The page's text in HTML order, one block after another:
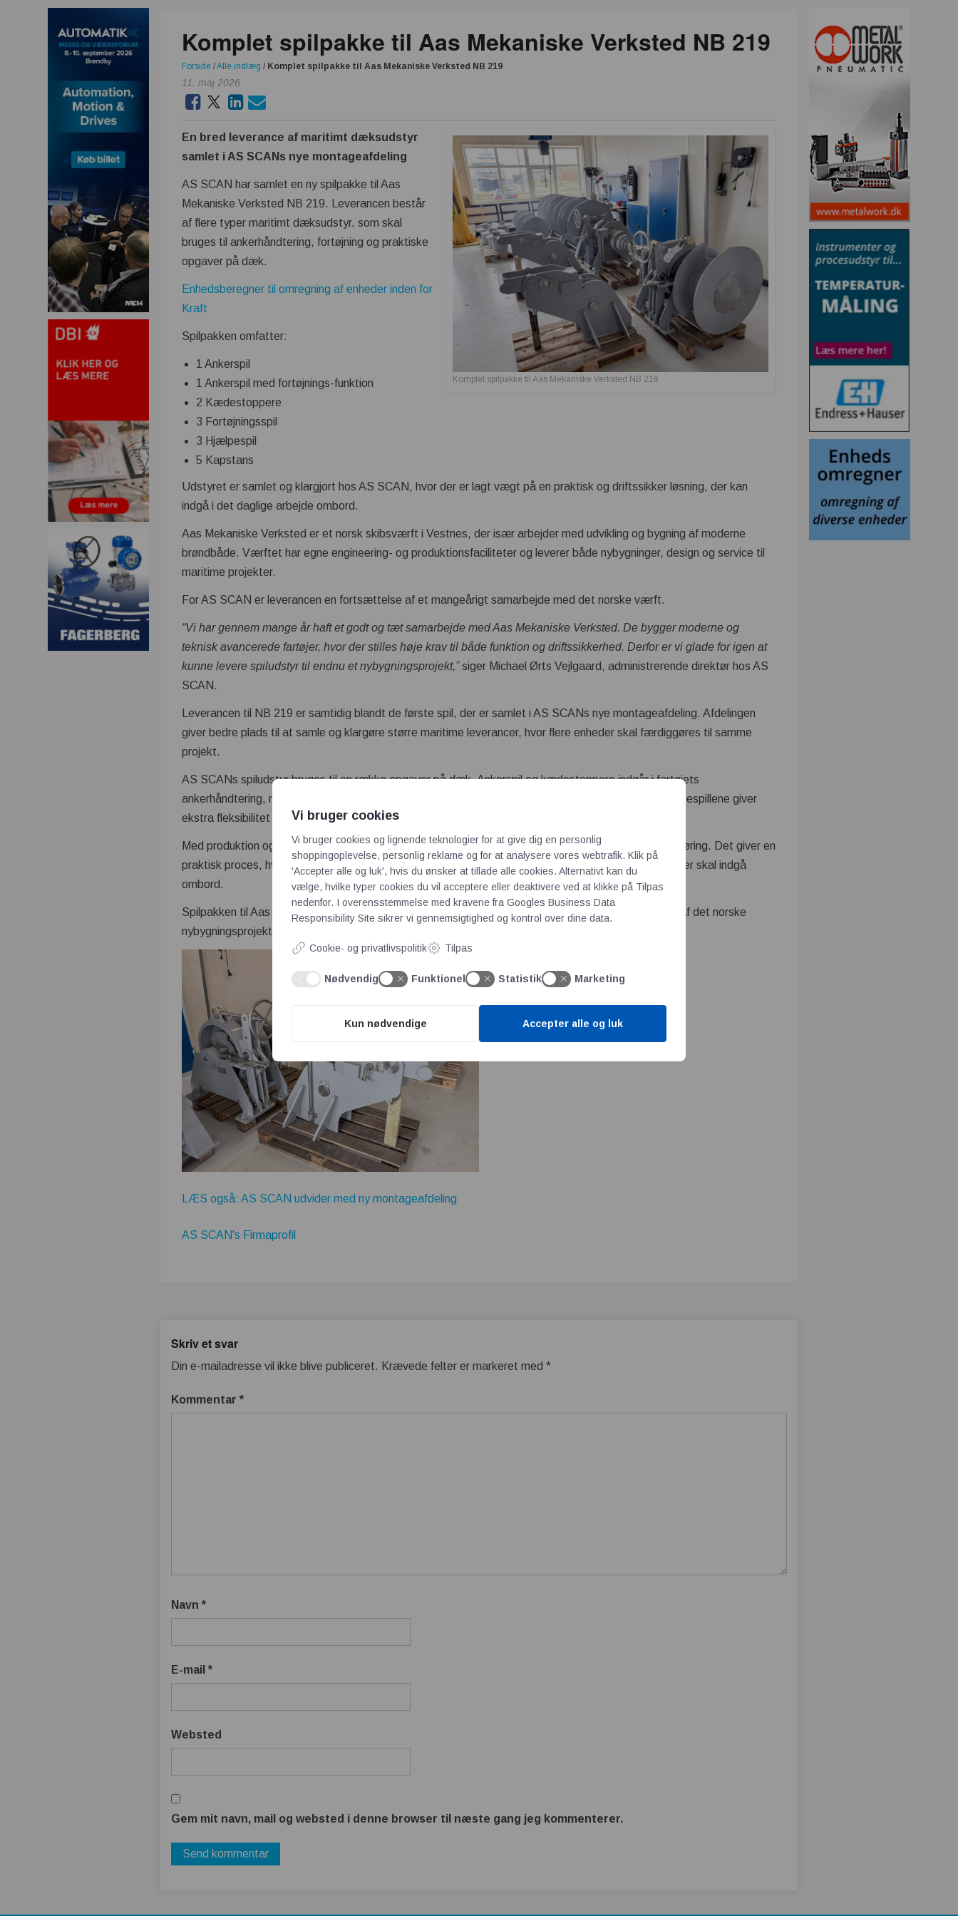
Komplet spilpakke til Aas Mekaniske Verksted NB 219
Forside /Alle indlæg / Komplet spilpakke til Aas Mekaniske Verksted NB 219
11. maj 2026
Komplet spilpakke til Aas Mekaniske Verksted NB 219
En bred leverance af maritimt dæksudstyr
samlet i AS SCANs nye montageafdeling
AS SCAN har samlet en ny spilpakke til Aas
Mekaniske Verksted NB 219. Leverancen består
af flere typer maritimt dæksudstyr, som skal
bruges til ankerhåndtering, fortøjning og praktiske
opgaver på dæk.
Enhedsberegner til omregning af enheder inden for
Kraft
Spilpakken omfatter:
1 Ankerspil
1 Ankerspil med fortøjnings-funktion
2 Kædestoppere
3 Fortøjningsspil
3 Hjælpespil
5 Kapstans
Udstyret er samlet og klargjort hos AS SCAN, hvor der er lagt vægt på en praktisk og driftssikker løsning, der kan
indgå i det daglige arbejde ombord.
Aas Mekaniske Verksted er et norsk skibsværft i Vestnes, der især arbejder med udvikling og bygning af moderne
brøndbåde. Værftet har egne engineering- og produktionsfaciliteter og leverer både nybygninger, design og service til
maritime projekter.
For AS SCAN er leverancen en fortsættelse af et mangeårigt samarbejde med det norske værft.
“Vi har gennem mange år haft et godt og tæt samarbejde med Aas Mekaniske Verksted. De bygger moderne og
teknisk avancerede fartøjer, hvor der stilles høje krav til både funktion og driftssikkerhed. Derfor er vi glade for igen at
kunne levere spiludstyr til endnu et nybygningsprojekt,”siger Michael Ørts Vejlgaard, administrerende direktør hos AS
SCAN.
Leverancen til NB 219 er samtidig blandt de første spil, der er samlet i AS SCANs nye montageafdeling. Afdelingen
giver bedre plads til at samle og klargøre større maritime leverancer, hvor flere enheder skal færdiggøres til samme
projekt.
AS SCANs spiludstyr bruges til en række opgaver på dæk. Ankerspil og kædestoppere indgår i fartøjets
ankerhåndtering, mens fortøjningsspil og kapstans bruges ved fortøjning og håndtering på dæk. Hjælpespillene giver
ekstra fleksibilitet til øvrige træk- og håndteringsopgaver ombord.
Med produktion og montage i Hvide Sande kan AS SCAN følge leverancen tæt fra opbygning til klargøring. Det giver en
praktisk proces, hvor udstyret kan samles og tilpasses efter fartøjets dækslayout og de funktioner, der skal indgå
ombord.
Spilpakken til Aas Mekaniske Verksted NB 219 er nu samlet og klar til den videre proces som en del af det norske
nybygningsprojekt.
LÆS også: AS SCAN udvider med ny montageafdeling
AS SCAN's Firmaprofil
Skriv et svar
Din e-mailadresse vil ikke blive publiceret. Krævede felter er markeret med*
Kommentar*
Navn*
E-mail*
Websted
Gem mit navn, mail og websted i denne browser til næste gang jeg kommenterer.
Vi bruger cookies
Vi bruger cookies og lignende teknologier for at give dig en personlig
shoppingoplevelse, personlig reklame og for at analysere vores webtrafik. Klik på
'Accepter alle og luk', hvis du ønsker at tillade alle cookies. Alternativt kan du
vælge, hvilke typer cookies du vil acceptere eller deaktivere ved at klikke på Tilpas
nedenfor. I overensstemmelse med kravene fra Googles Business Data
Responsibility Site sikrer vi gennemsigtighed og kontrol over dine data.
Cookie- og privatlivspolitik Tilpas
Nødvendig Funktionel Statistik Marketing
Kun nødvendige Accepter alle og luk